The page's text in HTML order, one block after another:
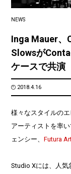
NEWS
Inga Mauer
Slowsが
ケースで共演
2018.4.16
様々なスタイルの
アーティストを率
ェンシー、Futura
Studio Xには、人気